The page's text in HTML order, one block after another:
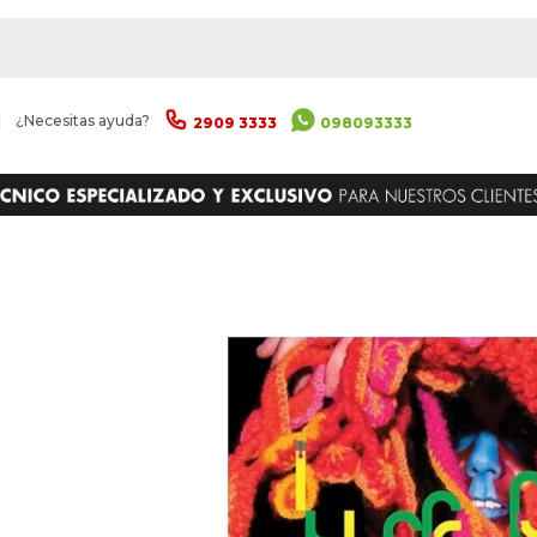
¿Necesitas ayuda? 2909 3333 098093333